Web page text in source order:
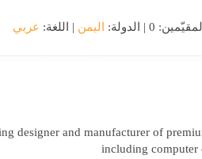
اليمن | اللغة: عربي
designer and manufacturer of
including computer